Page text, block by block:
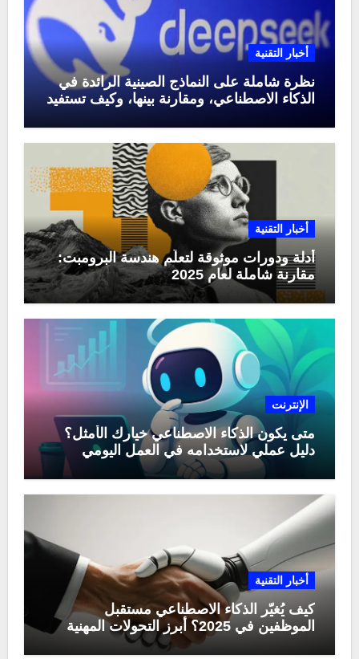
أخبار التقنية
نظرة شاملة على النماذج الصينية الرائدة في
الذكاء الاصطناعي، ومقارنة بينها، وكيف تستفيد
أخبار التقنية
أدلة ودورات موثوقة لتعلّم هندسة البرومبت:
مقارنة شاملة لعام 2025
الإنترنت
متى يكون الذكاء الاصطناعي خيارك الأمثل؟
دليل عملي لاستخدامه في العمل اليومي
أخبار التقنية
كيف يُغيّر الذكاء الاصطناعي مستقبل
الموظفين في 2025؟ أبرز التحولات المهنية